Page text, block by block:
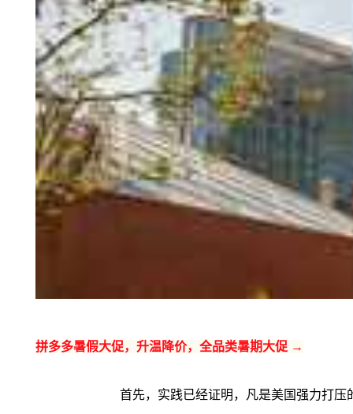
拼多多暑假大促，升温降价，全品类暑期大促 →
首先，实践已经证明，凡是美国强力打